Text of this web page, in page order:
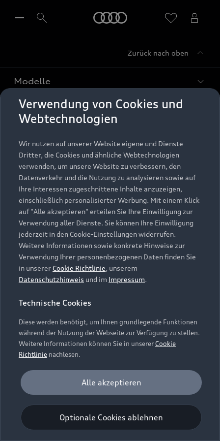
Zurück nach oben
Modelle
Alle Modelle
Elektromodelle
Plug-in-Hybride
Kaufen & leasen
Neuwagensuche
Gebrauchtwagensuche
Gebrauchtwagen
Finanzierung
Aktionen & Angebote
Geschäftskunden
Saisonale Angebote
Audi Services
Garantie
Audi digital services
myAudi
Support
Kundenservice
Händlersuche
Audi Code
Häufige Fragen (FAQ)
Audi Online Beratung
Bordbuch & Bedienungsanleitungen
Verträge kündigen
Vertrag widerrufen
Über Audi
Unternehmen
Karriere
Investor Relations
Presse & Media Center
Datenschutz
Audi erleben
Newsletter
© 2026 AUDI AG. Alle Rechte vorbehalten
Datenschutzinformation
Cookie-Richtlinie
Barrierefreiheit
Digital Services Act
EU Data Act
Embleme am Fahrzeug bei allen Abbildungen auf dieser
Webseite kann abweichen.
Verwendung von Cookies und
Webtechnologien
Wir nutzen auf unserer Website eigene und Dienste
Dritter, die Cookies und ähnliche Webtechnologien
verwenden, um unsere Website zu verbessern, den
Datenverkehr und die Nutzung zu analysieren sowie auf
Ihre Interessen zugeschnittene Inhalte anzuzeigen,
einschließlich personalisierter Werbung. Mit einem Klick
auf "Alle akzeptieren" erteilen Sie Ihre Einwilligung zur
Verwendung aller Dienste. Sie können Ihre Einwilligung
jederzeit in den Cookie-Einstellungen widerrufen.
Weitere Informationen sowie konkrete Hinweise zur
Verwendung Ihrer personenbezogenen Daten finden Sie
in unserer Cookie Richtlinie, unserem
Datenschutzhinweis und im Impressum.
Technische Cookies
Diese werden benötigt, um Ihnen grundlegende Funktionen
während der Nutzung der Webseite zur Verfügung zu stellen.
Weitere Informationen können Sie in unsererCookie
Richtlinie nachlesen.
Analyse und Statistik
Performance Cookies sammeln Informationen
darüber, wie unsere Webseite genutzt wird (z. B.
Anzahl der Besuche, Verweildauer). Diese Cookies
werden zur Optimierung der Webseite verwendet.
Optionale Cookies ablehnen
Alle akzeptieren